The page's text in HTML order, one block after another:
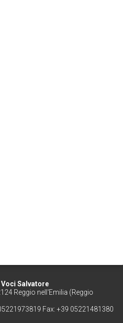
Salvatore
Reggio nell'Emilia (Reggio
Fax: +39 05221481380